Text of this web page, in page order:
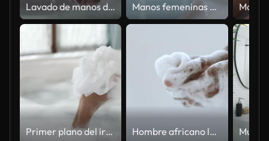
Lavado de manos de primer plano a cámara lenta con jabón Manos femeninas aprietan el jabón con el dispensador de cerca sobre un fondo de baldosas azules.
Primer plano del irreconocible puf de ducha de mujer africana apretando la mano en el baño de burbujas. Concepto de spa. Hombre africano lavando las manos enclavado bajo el agua, vista de cerca